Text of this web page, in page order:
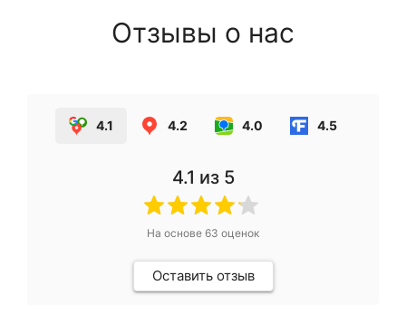
Отзывы о нас
4.1 4.2 4.0 4.5
4.1 из 5
На основе 63 оценок
Оставить отзыв